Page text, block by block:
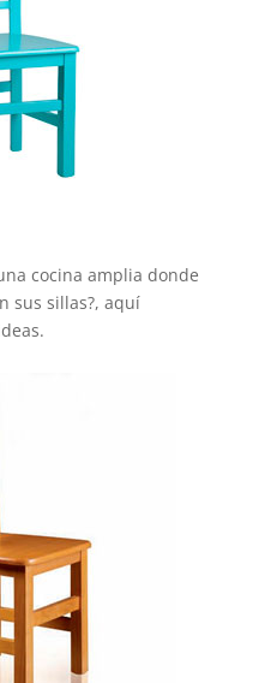
cocina amplia donde
sus sillas?, aquí